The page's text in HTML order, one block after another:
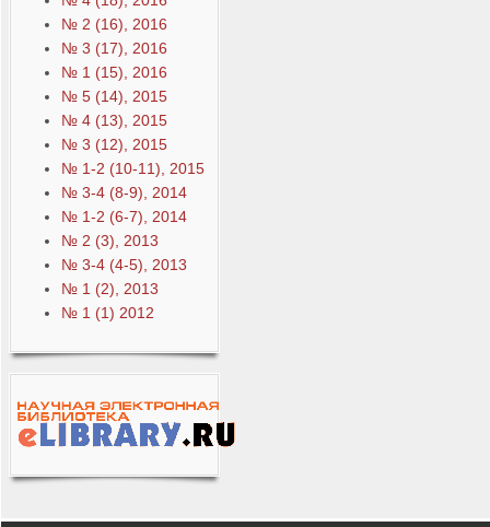
№ 2 (16), 2016
№ 3 (17), 2016
№ 1 (15), 2016
№ 5 (14), 2015
№ 4 (13), 2015
№ 3 (12), 2015
№ 1-2 (10-11), 2015
№ 3-4 (8-9), 2014
№ 1-2 (6-7), 2014
№ 2 (3), 2013
№ 3-4 (4-5), 2013
№ 1 (2), 2013
№ 1 (1) 2012